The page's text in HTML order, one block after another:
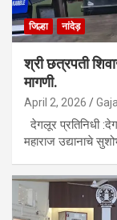
जिल्हा नांदेड़
श्री छत्रपती
मागणी.
April 2, 2026
देगलूर प्रतिनिधी
महाराज उद्यानाचे